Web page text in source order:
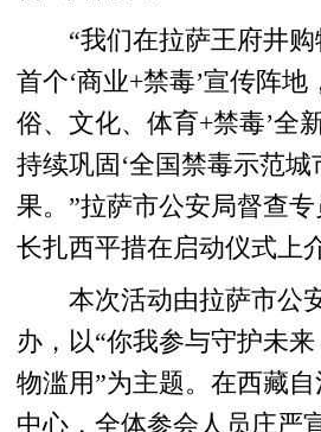
“我们在拉萨王府井购
首个‘商业+禁毒’宣传阵地
俗、文化、体育+禁毒’全
持续巩固‘全国禁毒示范城
果。”拉萨市公安局督查
长扎西平措在启动仪式上
本次活动由拉萨市公
办，以“你我参与守护未
物滥用”为主题。在西藏
中心，全体参会人员庄严